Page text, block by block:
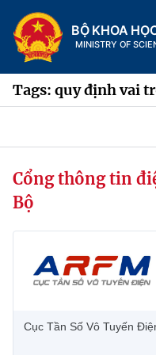
BỘ KHOA
MINISTRY OF
Trang chủ
Chức năng nhiệm vụ
Tin tức sự kiện
Hệ thống văn bản
Tags: quy định vai
Cổng thông tin
Bộ
Cục Tần Số Vô Tuyến